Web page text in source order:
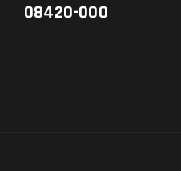
08420-000